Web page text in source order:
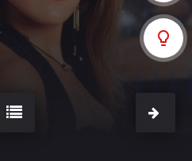
Christopher Von Uckermann